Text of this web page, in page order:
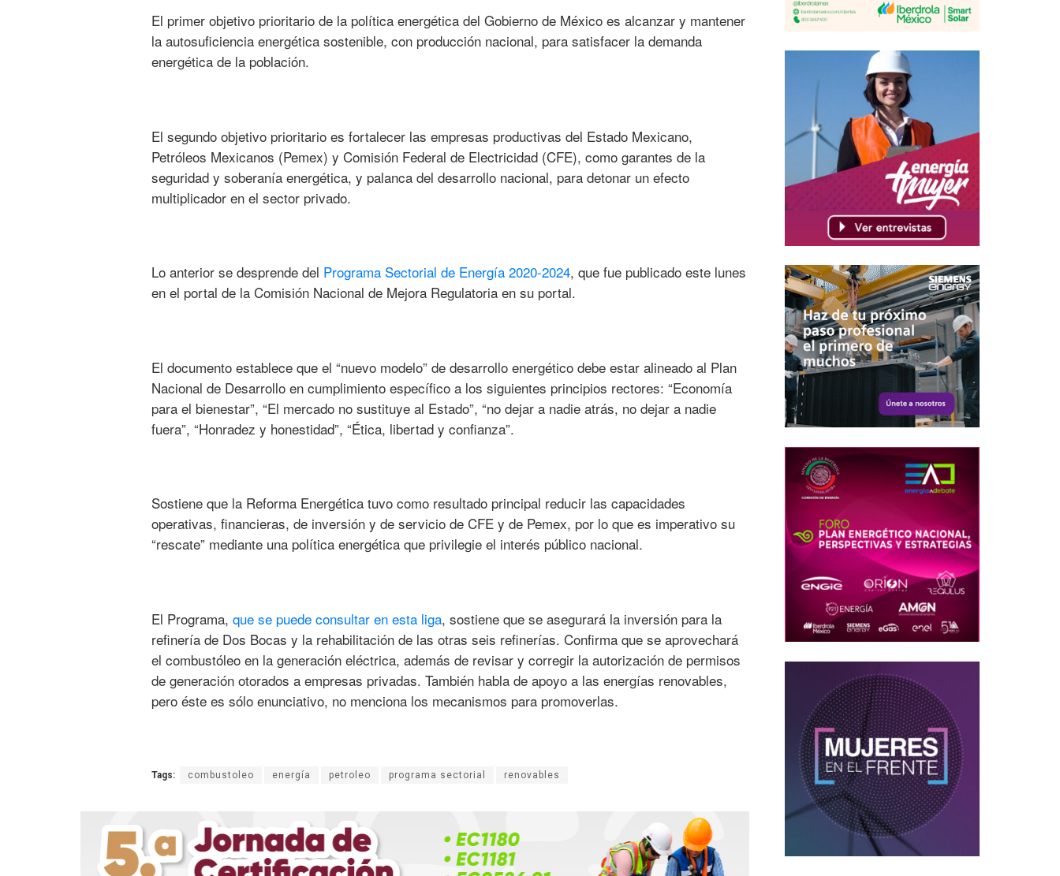
El primer objetivo prioritario de la política energética del Gobierno de México es alcanzar y mantener
la autosuficiencia energética sostenible, con producción nacional, para satisfacer la demanda
energética de la población.
El segundo objetivo prioritario es fortalecer las empresas productivas del Estado Mexicano,
Petróleos Mexicanos (Pemex) y Comisión Federal de Electricidad (CFE), como garantes de la
seguridad y soberanía energética, y palanca del desarrollo nacional, para detonar un efecto
multiplicador en el sector privado.
Lo anterior se desprende del Programa Sectorial de Energía 2020-2024, que fue publicado este lunes
en el portal de la Comisión Nacional de Mejora Regulatoria en su portal.
El documento establece que el “nuevo modelo” de desarrollo energético debe estar alineado al Plan
Nacional de Desarrollo en cumplimiento específico a los siguientes principios rectores: “Economía
para el bienestar”, “El mercado no sustituye al Estado”, “no dejar a nadie atrás, no dejar a nadie
fuera”, “Honradez y honestidad”, “Ética, libertad y confianza”.
Sostiene que la Reforma Energética tuvo como resultado principal reducir las capacidades
operativas, financieras, de inversión y de servicio de CFE y de Pemex, por lo que es imperativo su
“rescate” mediante una política energética que privilegie el interés público nacional.
El Programa, que se puede consultar en esta liga, sostiene que se asegurará la inversión para la
refinería de Dos Bocas y la rehabilitación de las otras seis refinerías. Confirma que se aprovechará
el combustóleo en la generación eléctrica, además de revisar y corregir la autorización de permisos
de generación otorados a empresas privadas. También habla de apoyo a las energías renovables,
pero éste es sólo enunciativo, no menciona los mecanismos para promoverlas.
Tags: combustoleo energía petroleo programa sectorial renovables